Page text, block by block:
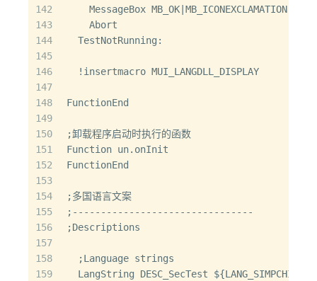
142
143
144
145
146
147
148
149
150
151
152
153
154
155
156
157
158
159
MessageBox MB_OK|MB_ICONEXCLAMATION
    Abort
  TestNotRunning:
  !insertmacro MUI_LANGDLL_DISPLAY
FunctionEnd
;卸载程序启动时执行的函数
Function un.onInit
FunctionEnd
;多国语言文案
;--------------------------------
;Descriptions
  ;Language strings
LangString DESC_SecTest